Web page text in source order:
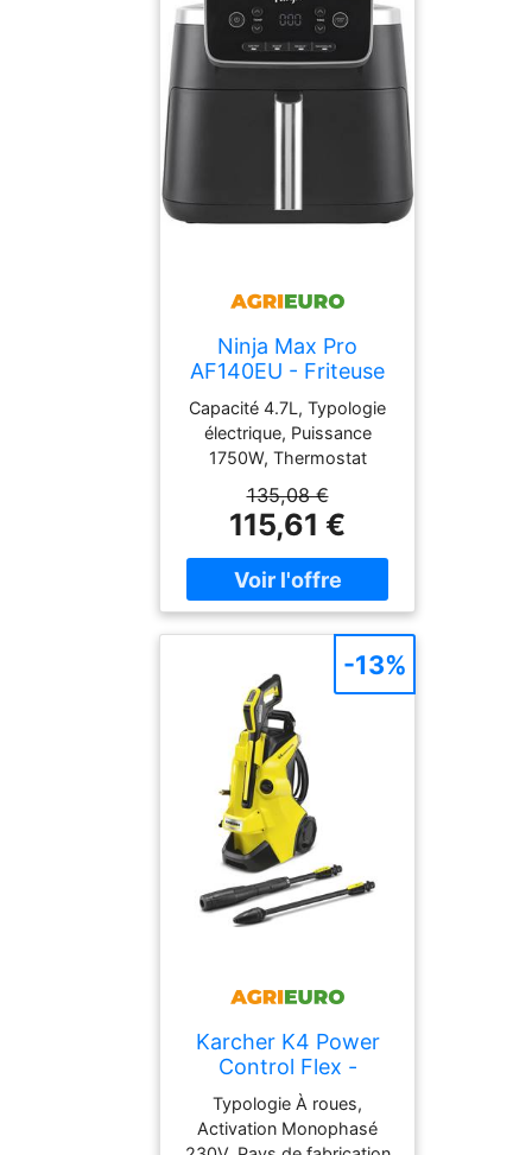
Ninja Max Pro
AF140EU - Friteuse
à air chaud - 4,7 L
Capacité 4.7L, Typologie
électrique, Puissance
1750W, Thermostat
Température maximale
210°C, Fonction friture,
Fonction déshydratation,
Fonction rôtissoire, Pays
de fabrication Chine,
Minuterie électronique,
Écran LCD, Poids 4.8kg
135,08 €
115,61 €
Karcher K4 Power
Control Flex -
Nettoyeur haute
pression à froid -
420 l/h - 130 bar
Typologie À roues,
Activation Monophasé
-13%